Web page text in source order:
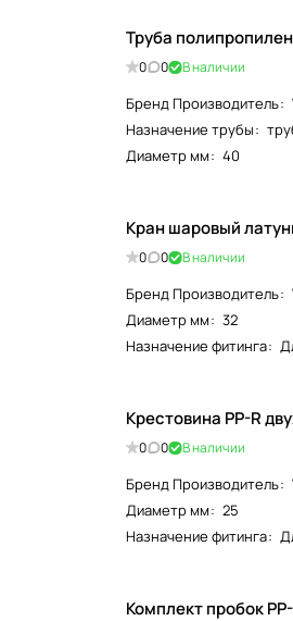
0 0 В наличии
Бренд Производитель:
Назначение трубы:
Диаметр мм: 40
Кран шаровый
0 0 В наличии
Бренд Производитель:
Диаметр мм: 32
Назначение фитинга:
Крестовина PP-R
0 0 В наличии
Бренд Производитель:
Диаметр мм: 25
Назначение фитинга: